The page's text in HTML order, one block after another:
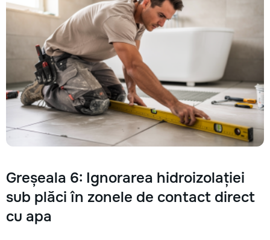
Greșeala 6: Ignorarea hidroizolației
sub plăci în zonele de contact direct
cu apa